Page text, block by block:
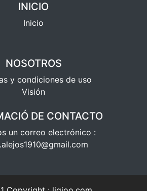
INICIO
Inicio
NOSOTROS
y condiciones de uso
Visión
DE CONTACTO
un correo electrónico :